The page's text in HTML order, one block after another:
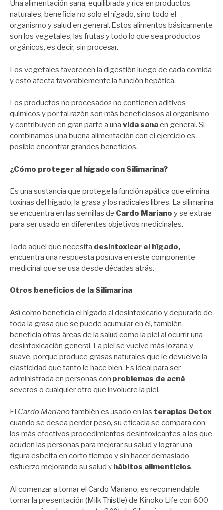
Una alimentación sana, equilibrada y rica en productos
naturales, beneficia no solo el hígado, sino todo el
organismo y salud en general. Estos alimentos básicamente
son los vegetales, las frutas y todo lo que sea productos
orgánicos, es decir, sin procesar.
Los vegetales favorecen la digestión luego de cada comida
y esto afecta favorablemente la función hepática.
Los productos no procesados no contienen aditivos
químicos y por tal razón son más beneficiosos al organismo
y contribuyen en gran parte a una vida sanaen general. Si
combinamos una buena alimentación con el ejercicio es
posible encontrar grandes beneficios.
¿Cómo proteger al hígado con Silimarina?
Es una sustancia que protege la función apática que elimina
toxinas del hígado, la grasa y los radicales libres. La silimarina
se encuentra en las semillas de Cardo Mariano y se extrae
para ser usado en diferentes objetivos medicinales.
Todo aquel que necesita desintoxicar el hígado,
encuentra una respuesta positiva en este componente
medicinal que se usa desde décadas atrás.
Otros beneficios de la Silimarina
Así como beneficia el hígado al desintoxicarlo y depurarlo de
toda la grasa que se puede acumular en él, también
beneficia otras áreas de la salud como la piel al ocurrir una
desintoxicación general. La piel se vuelve más lozana y
suave, porque produce grasas naturales que le devuelve la
elasticidad que tanto le hace bien. Es ideal para ser
administrada en personas con problemas de acné
severos o cualquier otro que involucre la piel.
El Cardo Marianotambién es usado en las terapias Detox
cuando se desea perder peso, su eficacia se compara con
los más efectivos procedimientos desintoxicantes a los que
acuden las personas para mejorar su salud y lograr una
figura esbelta en corto tiempo y sin hacer demasiado
esfuerzo mejorando su salud y hábitos alimenticios.
Al comenzar a tomar el Cardo Mariano, es recomendable
tomar la presentación (Milk Thistle) de Kinoko Life con 600